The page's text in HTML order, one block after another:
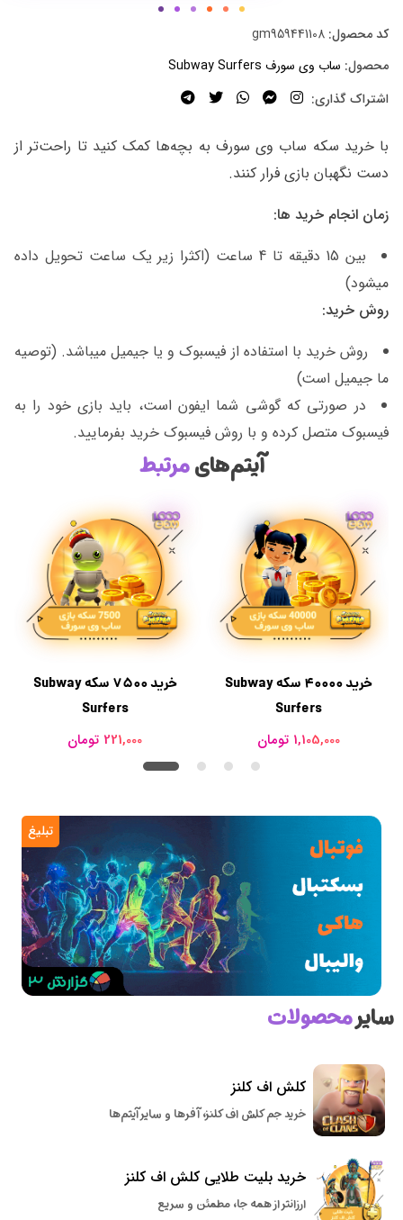
کد محصول:
محصول: ساب وی سورف Subway Surfers
اشتراک گذاری:
با خرید سکه ساب وی سورف به بچه‌ها کمک کنید تا راحت‌تر از
دست نگهبان بازی فرار کنند.
زمان انجام خرید ها:
بین 15 دقیقه تا 4 ساعت (اکثرا زیر یک ساعت تحویل داده
میشود)
روش خرید:
روش خرید با استفاده از فیسبوک و یا جیمیل میباشد. (توصیه
ما جیمیل است)
در صورتی که گوشی شما ایفون است، باید بازی خود را به
فیسبوک متصل کرده و با روش فیسبوک خرید بفرمایید.
آیتم‌هایمرتبط
خرید 7500 سکه Subway
Surfers
221,000 تومان
خرید 40000 سکه Subway
Surfers
1,105,000 تومان
تبلیغ
سایرمحصولات
کلش اف کلنز
خرید جم کلش اف کلنز، آفرها و سایر آیتم‌ها
خرید بلیت طلایی کلش اف کلنز
ارزانتر از همه جا، مطمئن و سریع